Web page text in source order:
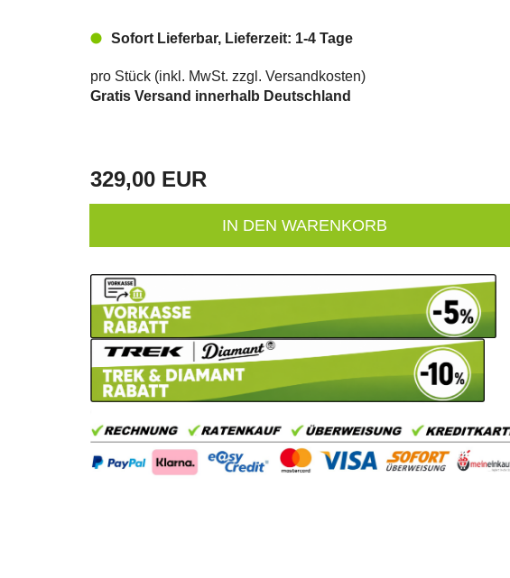
Sofort Lieferbar, Lieferzeit: 1-4 Tage
pro Stück (inkl. MwSt. zzgl. Versandkosten)
Gratis Versand innerhalb Deutschland
329,00 EUR
IN DEN WARENKORB